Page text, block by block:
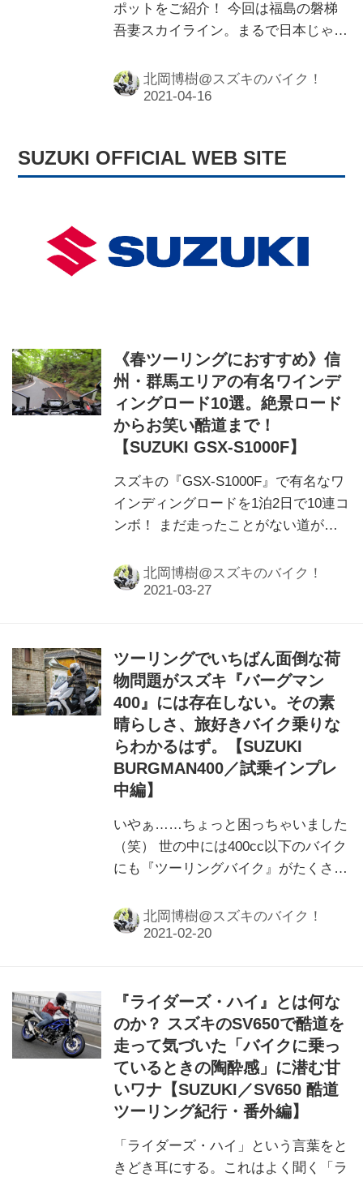
ポットをご紹介！ 今回は福島の磐梯
吾妻スカイライン。まるで日本じゃな
名所です！
北岡博樹@スズキのバイク！
SUZUKI OFFICIAL WEB SITE
《春ツーリングにおすすめ》信
州・群馬エリアの有名ワインデ
ィングロード10選。絶景ロード
からお笑い酷道まで！
【SUZUKI GSX-S1000F】
スズキの『GSX-S1000F』で有名なワ
インディングロードを1泊2日で10連コ
ンボ！ まだ走ったことがない道があ
くださいね！
北岡博樹@スズキのバイク！
ツーリングでいちばん面倒な荷
物問題がスズキ『バーグマン
400』には存在しない。その素
晴らしさ、旅好きバイク乗りな
らわかるはず。【SUZUKI
BURGMAN400／試乗インプレ
中編】
いやぁ……ちょっと困っちゃいました
（笑） 世の中には400cc以下のバイク
にも『ツーリングバイク』がたくさん
400が優れすぎていて、どうしようコ
レ（笑）
北岡博樹@スズキのバイク！
『ライダーズ・ハイ』とは何な
のか？ スズキのSV650で酷道を
走って気づいた「バイクに乗っ
ているときの陶酔感」に潜む甘
いワナ【SUZUKI／SV650 酷道
ツーリング紀行・番外編】
「ライダーズ・ハイ」という言葉をと
きどき耳にする。これはよく聞く「ラ